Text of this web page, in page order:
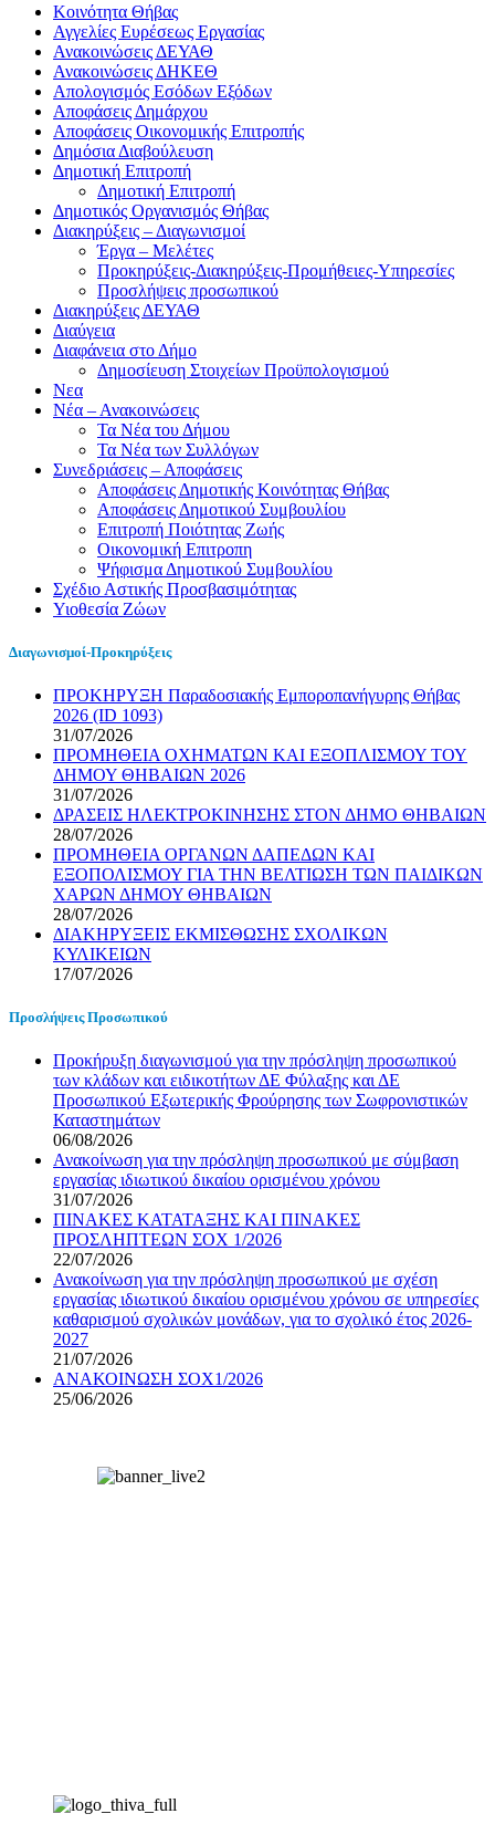
Kοινότητα Θήβας
Αγγελίες Ευρέσεως Εργασίας
Ανακοινώσεις ΔΕΥΑΘ
Ανακοινώσεις ΔΗΚΕΘ
Απολογισμός Εσόδων Εξόδων
Αποφάσεις Δημάρχου
Αποφάσεις Οικονομικής Επιτροπής
Δημόσια Διαβούλευση
Δημοτική Επιτροπή
Δημοτική Επιτροπή
Δημοτικός Οργανισμός Θήβας
Διακηρύξεις – Διαγωνισμοί
Έργα – Μελέτες
Προκηρύξεις-Διακηρύξεις-Προμήθειες-Υπηρεσίες
Προσλήψεις προσωπικού
Διακηρύξεις ΔΕΥΑΘ
Διαύγεια
Διαφάνεια στο Δήμο
Δημοσίευση Στοιχείων Προϋπολογισμού
Νεα
Νέα – Ανακοινώσεις
Τα Νέα του Δήμου
Τα Νέα των Συλλόγων
Συνεδριάσεις – Αποφάσεις
Αποφάσεις Δημοτικής Κοινότητας Θήβας
Αποφάσεις Δημοτικού Συμβουλίου
Επιτροπή Ποιότητας Ζωής
Οικονομική Επιτροπη
Ψήφισμα Δημοτικού Συμβουλίου
Σχέδιο Αστικής Προσβασιμότητας
Υιοθεσία Ζώων
Διαγωνισμοί-Προκηρύξεις
ΠΡΟΚΗΡΥΞΗ Παραδοσιακής Εμποροπανήγυρης Θήβας
2026 (ID 1093)
31/07/2026
ΠΡΟΜΗΘΕΙΑ ΟΧΗΜΑΤΩΝ ΚΑΙ ΕΞΟΠΛΙΣΜΟΥ ΤΟΥ
ΔΗΜΟΥ ΘΗΒΑΙΩΝ 2026
31/07/2026
ΔΡΑΣΕΙΣ ΗΛΕΚΤΡΟΚΙΝΗΣΗΣ ΣΤΟΝ ΔΗΜΟ ΘΗΒΑΙΩΝ
28/07/2026
ΠΡΟΜΗΘΕΙΑ ΟΡΓΑΝΩΝ ΔΑΠΕΔΩΝ ΚΑΙ
ΕΞΟΠΟΛΙΣΜΟΥ ΓΙΑ ΤΗΝ ΒΕΛΤΙΩΣΗ ΤΩΝ ΠΑΙΔΙΚΩΝ
ΧΑΡΩΝ ΔΗΜΟΥ ΘΗΒΑΙΩΝ
28/07/2026
ΔΙΑΚΗΡΥΞΕΙΣ ΕΚΜΙΣΘΩΣΗΣ ΣΧΟΛΙΚΩΝ
ΚΥΛΙΚΕΙΩΝ
17/07/2026
Προσλήψεις Προσωπικού
Προκήρυξη διαγωνισμού για την πρόσληψη προσωπικού
των κλάδων και ειδικοτήτων ΔΕ Φύλαξης και ΔΕ
Προσωπικού Εξωτερικής Φρούρησης των Σωφρονιστικών
Καταστημάτων
06/08/2026
Ανακοίνωση για την πρόσληψη προσωπικού με σύμβαση
εργασίας ιδιωτικού δικαίου ορισμένου χρόνου
31/07/2026
ΠΙΝΑΚΕΣ ΚΑΤΑΤΑΞΗΣ ΚΑΙ ΠΙΝΑΚΕΣ
ΠΡΟΣΛΗΠΤΕΩΝ ΣΟΧ 1/2026
22/07/2026
Ανακοίνωση για την πρόσληψη προσωπικού με σχέση
εργασίας ιδιωτικού δικαίου ορισμένου χρόνου σε υπηρεσίες
καθαρισμού σχολικών μονάδων, για το σχολικό έτος 2026-
2027
21/07/2026
ΑΝΑΚΟΙΝΩΣΗ ΣΟΧ1/2026
25/06/2026